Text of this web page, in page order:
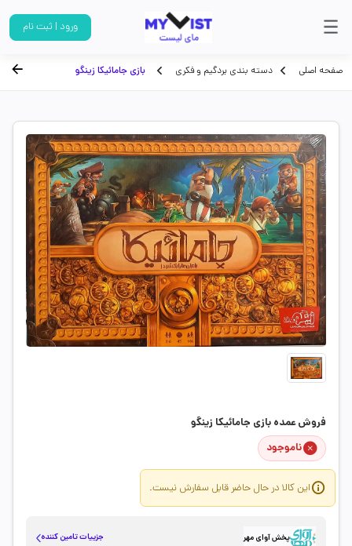
ورود | ثبت نام
صفحه اصلی دسته بندی بردگیم و فکری بازی جامائیکا زینگو
فروش عمده بازی جامائیکا زینگو
ناموجود
این کالا در حال حاضر قابل سفارش نیست.
پخش آوای مهر جزییات تامین کننده